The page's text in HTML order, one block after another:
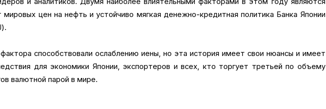
мировых цен на нефть и устойчиво мягкая денежно-кредитная политика Банка Японии
способствовали ослаблению иены, но эта история имеет свои нюансы и имеет
для экономики Японии, экспортеров и всех, кто торгует третьей по объему
валютной парой в мире.